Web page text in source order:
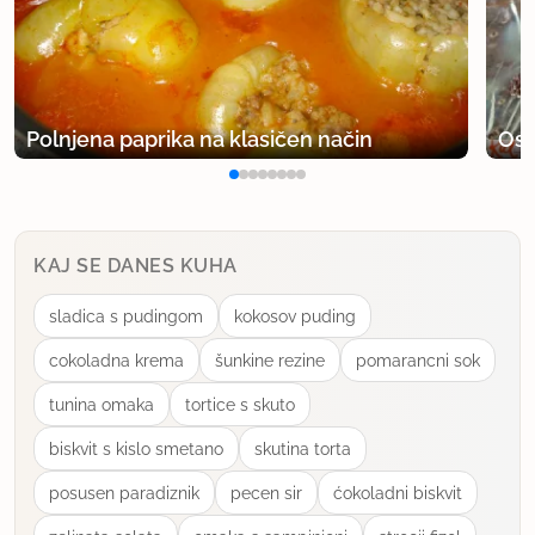
4.9.2012 ob 14:32
se strinjam s tabo limnol. nažalost jo je pri nas
zmanjkalo saj smo jo delali lani in jo bo treba čim
prej narediti še :P
sančy
17.4.2015 ob 11:21
ali je mogoče že kdo zamenjal brusnice in
borovnice z gozdnimi sadeži?
Me zanima če bi blo tudi v redu?
Polnjena paprika na klasičen način
KAJ SE DANES KUHA
sladica s pudingom kokosov puding
cokoladna krema šunkine rezine pomarancni sok
tunina omaka tortice s skuto
biskvit s kislo smetano skutina torta
posusen paradiznik pecen sir ćokoladni biskvit